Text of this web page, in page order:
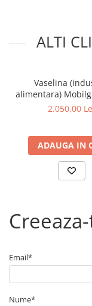
Ambreiaj
■ Tavite auto
■ Covorase/presuri
■ Accesorii auto
■ Accesorii auto
■ Siguranta auto
■ Truse si scule de
■ Stergatoare auto
ALTI
Vaselina
alimentara)
222 - 16
2.050,00
ADAUGA IN
Email*
Nume*